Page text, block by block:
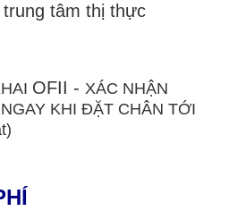
tâm thị thực
OFII - XÁC NHẬN
KHI ĐẶT CHÂN TỚI